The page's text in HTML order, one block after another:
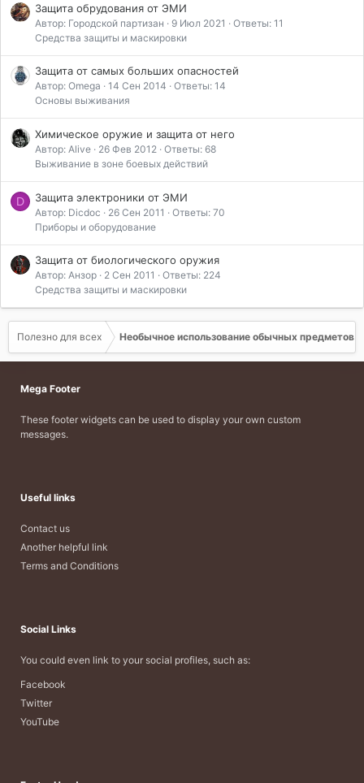
Защита обрудования от ЭМИ
Автор: Городской партизан 9 Июл 2021
Ответы: 11
Средства защиты и маскировки
Защита от самых больших опасностей
Автор: Omega 14 Сен 2014
Ответы: 14
Основы выживания
Химическое оружие и защита от него
Автор: Alive 26 Фев 2012 Ответы: 68
Выживание в зоне боевых действий
D Защита электроники от ЭМИ
Автор: Dicdoc 26 Сен 2011
Ответы: 70
Приборы и оборудование
Защита от биологического оружия
Автор: Анзор 2 Сен 2011
Ответы: 224
Средства защиты и маскировки
Полезно для всех Необычное использование обычных предметов
Mega Footer
These footer widgets can be used to display your own custom
messages.
Useful links
Contact us
Another helpful link
Terms and Conditions
Social Links
You could even link to your social profiles, such as:
Facebook
Twitter
YouTube